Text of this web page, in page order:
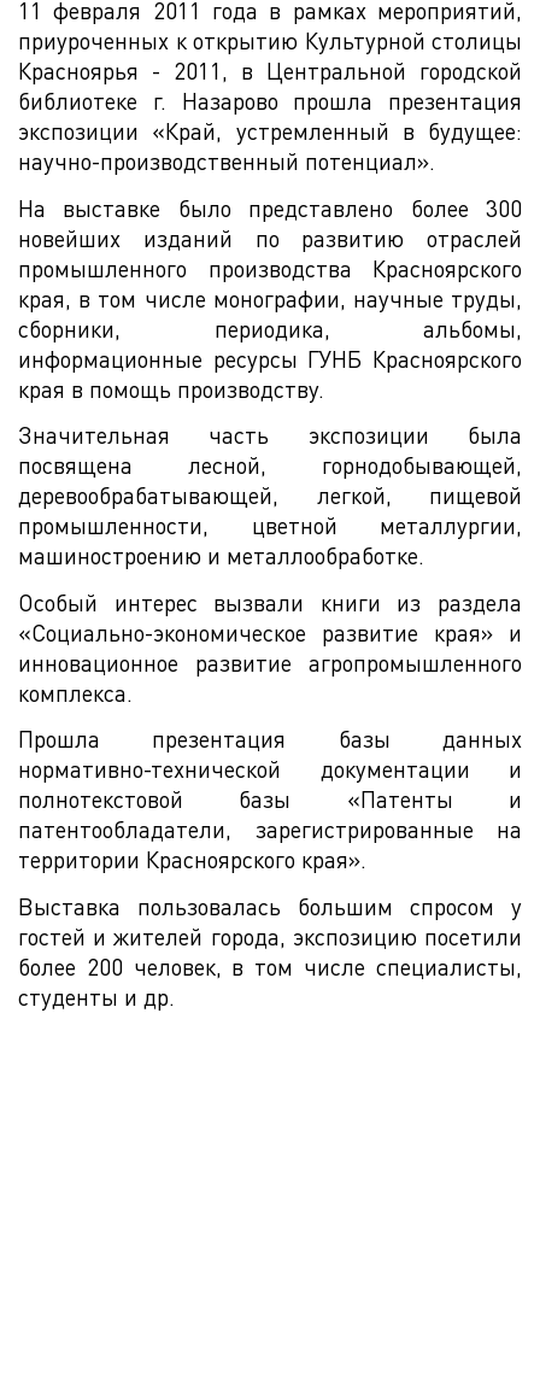
11 февраля 2011 года в рамках мероприятий,
приуроченных к открытию Культурной столицы
Красноярья - 2011, в Центральной городской
библиотеке г. Назарово прошла презентация
экспозиции «Край, устремленный в будущее:
научно-производственный потенциал».
На выставке было представлено более 300
новейших изданий по развитию отраслей
промышленного производства Красноярского
края, в том числе монографии, научные труды,
сборники, периодика, альбомы,
информационные ресурсы ГУНБ Красноярского
края в помощь производству.
Значительная часть экспозиции была
посвящена лесной, горнодобывающей,
деревообрабатывающей, легкой, пищевой
промышленности, цветной металлургии,
машиностроению и металлообработке.
Особый интерес вызвали книги из раздела
«Социально-экономическое развитие края» и
инновационное развитие агропромышленного
комплекса.
Прошла презентация базы данных
нормативно-технической документации и
полнотекстовой базы «Патенты и
патентообладатели, зарегистрированные на
территории Красноярского края».
Выставка пользовалась большим спросом у
гостей и жителей города, экспозицию посетили
более 200 человек, в том числе специалисты,
студенты и др.